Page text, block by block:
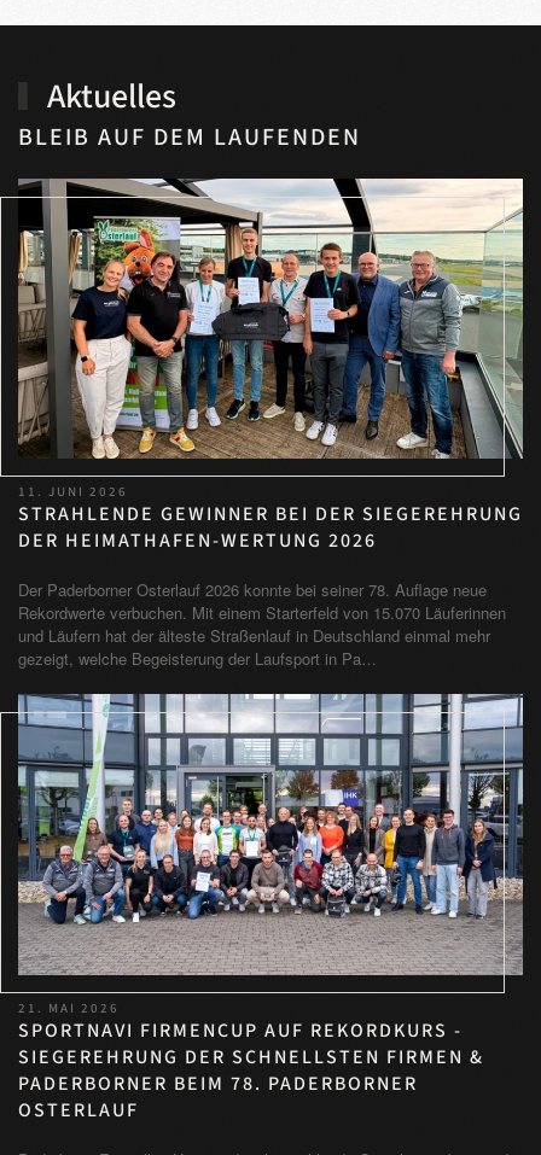
Aktuelles
BLEIB AUF DEM LAUFENDEN
11. JUNI 2026
STRAHLENDE GEWINNER BEI DER SIEGEREHRUNG
DER HEIMATHAFEN-WERTUNG 2026
Der Paderborner Osterlauf 2026 konnte bei seiner 78. Auflage neue
Rekordwerte verbuchen. Mit einem Starterfeld von 15.070 Läuferinnen
und Läufern hat der älteste Straßenlauf in Deutschland einmal mehr
gezeigt, welche Begeisterung der Laufsport in Pa…
21. MAI 2026
SPORTNAVI FIRMENCUP AUF REKORDKURS -
SIEGEREHRUNG DER SCHNELLSTEN FIRMEN &
PADERBORNER BEIM 78. PADERBORNER
OSTERLAUF